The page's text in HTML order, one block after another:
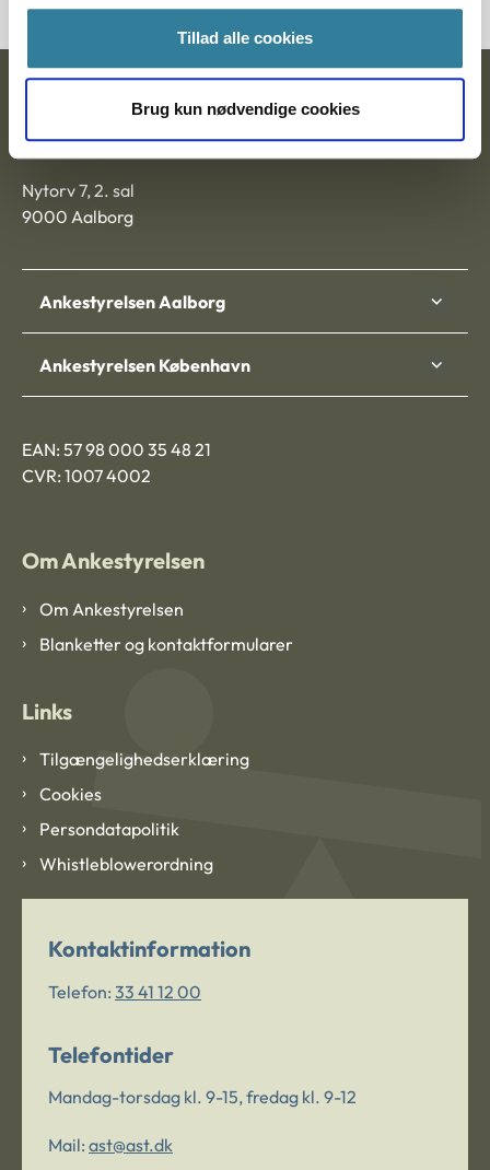
Tillad alle cookies
Brug kun nødvendige cookies
Ankestyrelsen
Postadresse:
Nytorv 7, 2. sal
9000 Aalborg
Ankestyrelsen Aalborg
Ankestyrelsen København
EAN: 57 98 000 35 48 21
CVR: 1007 4002
Om Ankestyrelsen
Om Ankestyrelsen
Blanketter og kontaktformularer
Links
Tilgængelighedserklæring
Cookies
Persondatapolitik
Whistleblowerordning
Kontaktinformation
Telefon: 33 41 12 00
Telefontider
Mandag-torsdag kl. 9-15, fredag kl. 9-12
Mail: ast@ast.dk